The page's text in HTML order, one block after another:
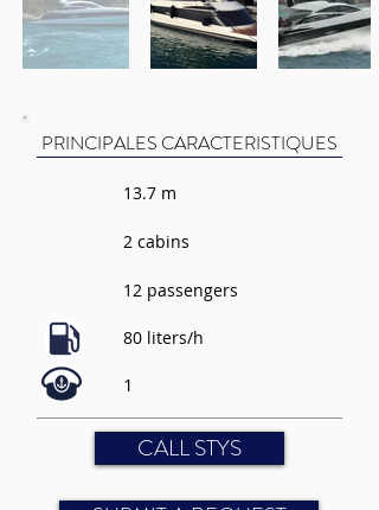
PRINCIPALES CARACTERISTIQUES
13.7 m
2 cabins
12 passengers
80 liters/h
1
CALL STYS